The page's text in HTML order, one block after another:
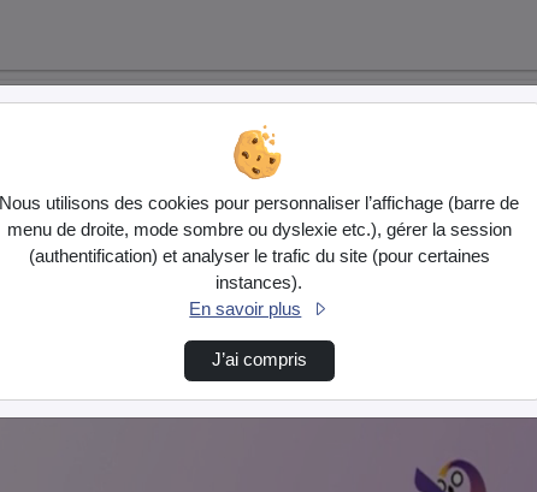
Nous utilisons des cookies pour personnaliser l’affichage (barre de
menu de droite, mode sombre ou dyslexie etc.), gérer la session
(authentification) et analyser le trafic du site (pour certaines
instances).
En savoir plus
J’ai compris